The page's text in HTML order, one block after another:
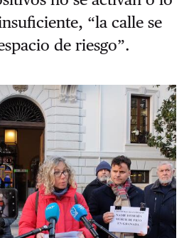
“la calle se
de riesgo”.